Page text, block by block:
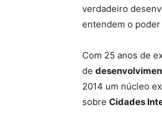
verdadeiro
entendem o
Com 25 anos de
de
2014 um núcleo
sobre Cidades